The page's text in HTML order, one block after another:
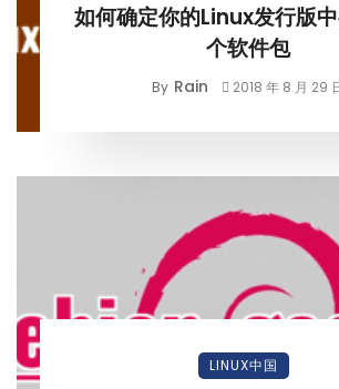
如何确定你的Linux发行版
个软件包
By Rain 2018 年 8 月 29
LINUX中国